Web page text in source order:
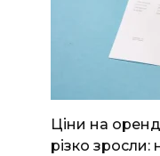
Ціни на
різко зросли: